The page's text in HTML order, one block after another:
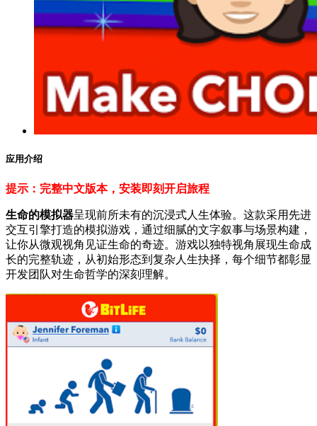
应用介绍
提示：完整中文版本，安装即刻开启旅程
生命的模拟器呈现前所未有的沉浸式人生体验。这款采用先进
交互引擎打造的模拟游戏，通过细腻的文字叙事与场景构建，
让你从微观视角见证生命的奇迹。游戏以独特视角展现生命成
长的完整轨迹，从初始形态到复杂人生抉择，每个细节都彰显
开发团队对生命哲学的深刻理解。